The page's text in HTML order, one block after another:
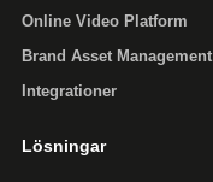
Online Video Platform
Brand Asset Management
Integrationer
Lösningar